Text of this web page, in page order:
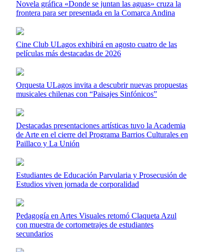
Novela gráfica «Donde se juntan las aguas» cruza la
frontera para ser presentada en la Comarca Andina
Cine Club ULagos exhibirá en agosto cuatro de las
películas más destacadas de 2026
Orquesta ULagos invita a descubrir nuevas propuestas
musicales chilenas con “Paisajes Sinfónicos”
Destacadas presentaciones artísticas tuvo la Academia
de Arte en el cierre del Programa Barrios Culturales en
Paillaco y La Unión
Estudiantes de Educación Parvularia y Prosecusión de
Estudios viven jornada de corporalidad
Pedagogía en Artes Visuales retomó Claqueta Azul
con muestra de cortometrajes de estudiantes
secundarios